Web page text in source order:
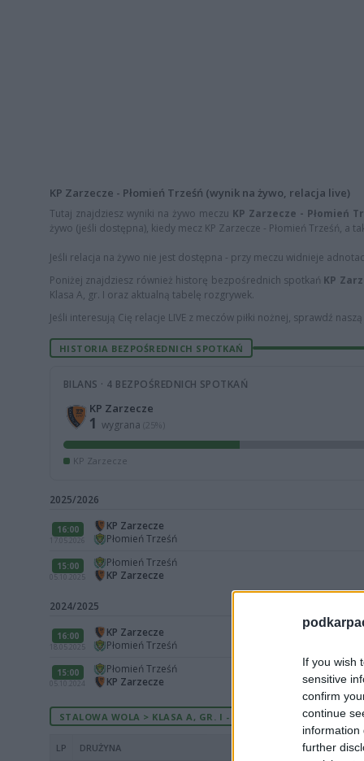
If you wish
sensitive
confirm
continue
information
further
KP Zarzecze - Płomień Trześń (wynik na żywo, relacja live)
Tutaj znajdziesz wyniki na żywo meczu KP Zarzecze - Płomień
żywo (jeśli dostępna), kiedy mecz KP Zarzecze - Płomień Trześń, a
Jeśli relacja na żywo nie jest dostępna - przy meczu widnieje
Poniżej znajdziesz również historę bezpośrednich spotkań KP
Klasa A, gr. I oraz aktualną tabelę rozgrywek.
Jeśli interesują Cię relacje LIVE z meczów piłki nożnej, sprawdź
HISTORIA BEZPOŚREDNICH SPOTKAŃ
BILANS · 4 BEZPOŚREDNICH SPOTKAŃ
KP Zarzecze
1 wygrana (25%)
KP Zarzecze
2025/2026
16:00
17.05.2026
KP Zarzecze
Płomień Trześń
15:00
05.10.2025
Płomień Trześń
KP Zarzecze
2024/2025
16:00
18.05.2025
KP Zarzecze
Płomień Trześń
15:00
05.10.2024
Płomień Trześń
KP Zarzecze
STALOWA WOLA > KLASA A, GR. I - AKTUALNA TABELA
LP DRUŻYNA